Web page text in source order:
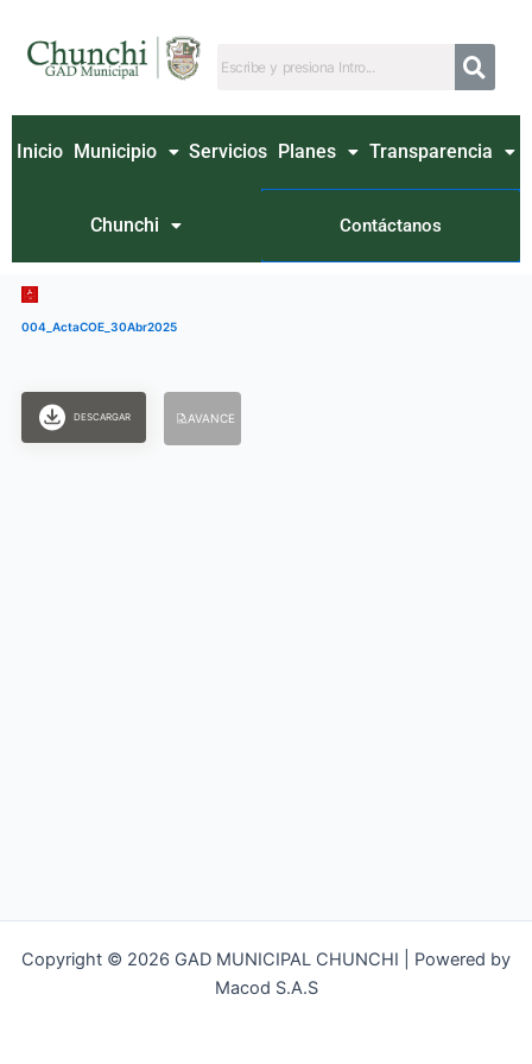
contenido
Inicio Municipio Servicios Planes Transparencia
Chunchi Contáctanos
004_ActaCOE_30Abr2025
DESCARGAR AVANCE
Copyright © 2026 GAD MUNICIPAL CHUNCHI | Powered by
Macod S.A.S